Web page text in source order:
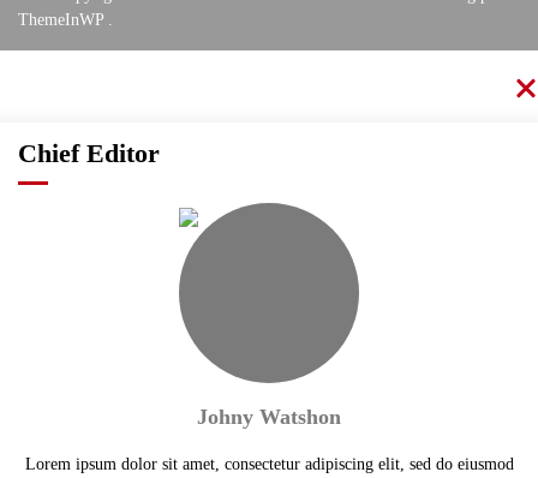
ThemeInWP
Chief Editor
Johny Watshon
Lorem ipsum dolor sit amet, consectetur adipiscing elit, sed do eiusmod